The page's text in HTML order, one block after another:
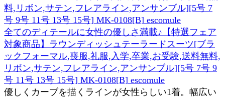
全てのディテールに女性の優しさ満載♪【特選フェア
対象商品】ラウンディッシュテーラードスーツ[ブラ
ックフォーマル,喪服,礼服,入学,卒業,お受験,送料無料,
リボン,サテン,フレアライン,アンサンブル][5号 7号 9
号 11号 13号 15号] MK-0108[B] escomule
優しくカーブを描くラインが女性らしい1着。幅広い